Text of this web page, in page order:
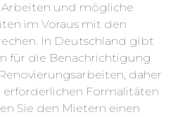
und mögliche
im Voraus mit den
In Deutschland gibt
für die Benachrichtigung
daher
erforderlichen Formalitäten
Sie den Mietern einen